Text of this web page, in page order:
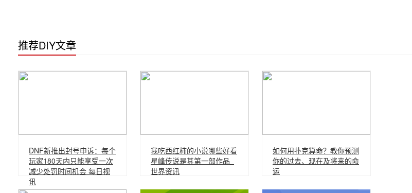
推荐DIY文章
DNF新推出封号申诉：每个
玩家180天内只能享受一次
减少处罚时间机会 每日视
讯
我吃西红柿的小说哪些好看
星峰传说是其第一部作品_
世界资讯
如何用扑克算命？教你预测
你的过去、现在及将来的命
运